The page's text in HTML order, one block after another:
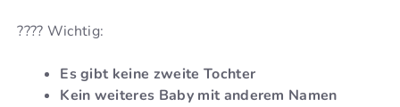
???? Wichtig:
Es gibt keine zweite Tochter
Kein weiteres Baby mit anderem Namen